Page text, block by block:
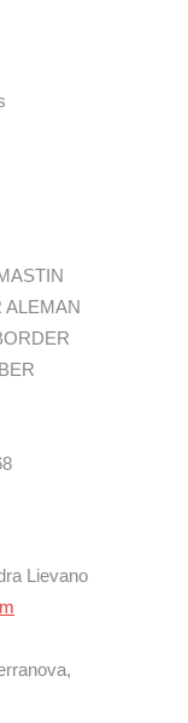
ALEMAN
Lievano